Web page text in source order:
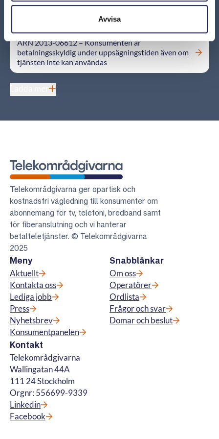
Avvisa
ARN 2013-00490 Uppsägning kan meddelas via e-
ARN 2013-06612 – Konsumenten är
betalningsskyldig under uppsägningstiden även om
tjänsten inte kan användas
Telekområdgivarna
Telekområdgivarna ger opartisk och
kostnadsfri vägledning till konsumenter om
abonnemang för tv, telefoni, bredband samt
för fiberanslutning och vi hanterar
betalteletjänster. © Telekområdgivarna
2025
Meny
Aktuellt
Kontakta oss
Lediga jobb
Press
Nyhetsbrev
Konsumentpanelen
Snabblänkar
Om oss
Operatörer
Ordlista
Frågor och svar
Domar och beslut
Kontakt
Telekområdgivarna
Wallingatan 44A
111 24 Stockholm
Orgnr: 556699-9339
Linkedin
Facebook